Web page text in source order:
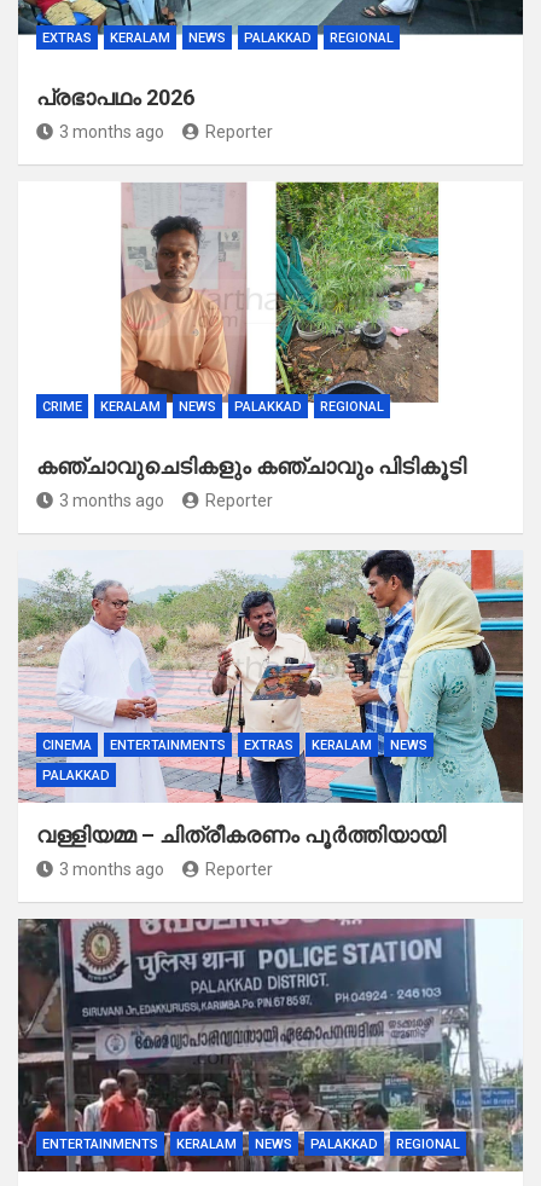
EXTRAS KERALAM NEWS PALAKKAD REGIONAL
പ്രഭാപഥം 2026
3 months ago Reporter
CRIME KERALAM NEWS PALAKKAD REGIONAL
കഞ്ചാവുചെടികളും കഞ്ചാവും പിടികൂടി
3 months ago Reporter
CINEMA ENTERTAINMENTS EXTRAS KERALAM
NEWS
PALAKKAD
വള്ളിയമ്മ – ചിത്രീകരണം പൂർത്തിയായി
3 months ago Reporter
ENTERTAINMENTS KERALAM NEWS PALAKKAD REGIONAL